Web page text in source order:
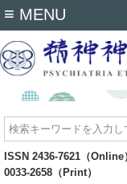
ISSN 2436-7621（Online
0033-2658（Print）
≡ MENU